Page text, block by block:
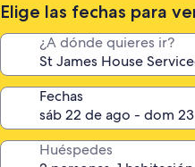
3.5
estrellas
Elige las fechas para
¿A dónde quieres ir?
Fechas
Huéspedes